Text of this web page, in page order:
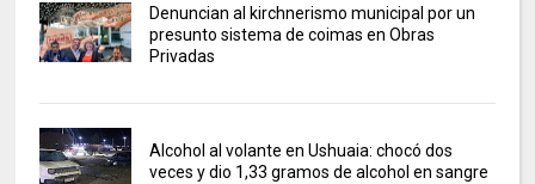
Denuncian al kirchnerismo municipal por un
presunto sistema de coimas en Obras
Privadas
Alcohol al volante en Ushuaia: chocó dos
veces y dio 1,33 gramos de alcohol en sangre